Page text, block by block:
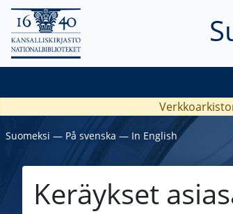
Suomeksi ― På svenska ― In English
Keräykset